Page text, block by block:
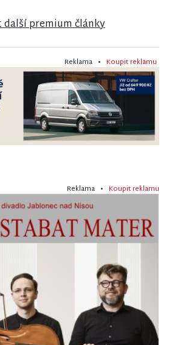
premium články
Reklama • Koupit reklamu
Reklama • Koupit reklamu